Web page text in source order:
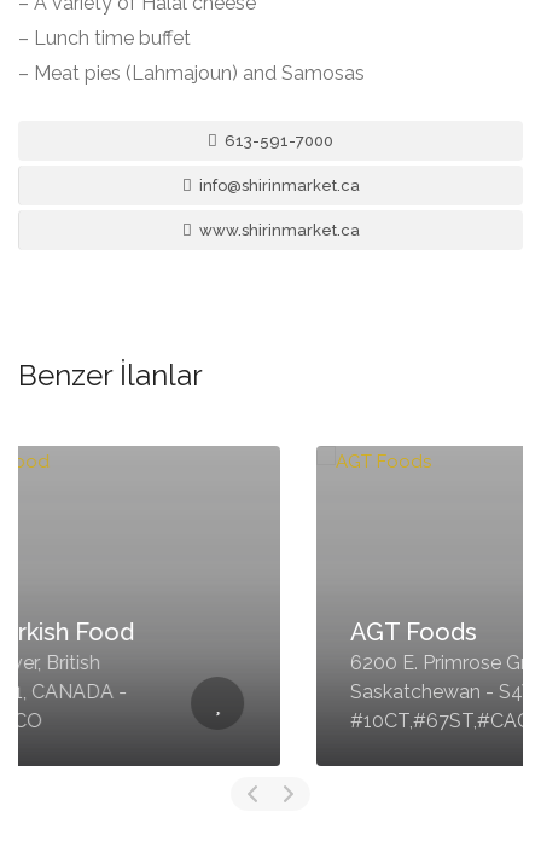
– Lunch time buffet
– Meat pies (Lahmajoun) and Samosas
613-591-7000
info@shirinmarket.ca
www.shirinmarket.ca
Benzer İlanlar
AGT Foods
6200 E. Primrose Green Dr. Regina,
Saskatchewan - S4V 3L7, CANADA -
#10CT,#67ST,#CACO